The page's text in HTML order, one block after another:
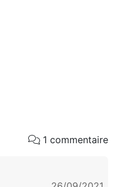
1 commentaire